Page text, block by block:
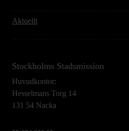
Aktuellt
Stockholms Stadsmission
Huvudkontor:
Hesselmans Torg 14
131 54 Nacka